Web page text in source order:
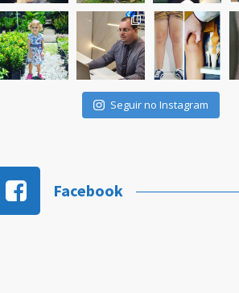
Seguir no Instagram
Facebook